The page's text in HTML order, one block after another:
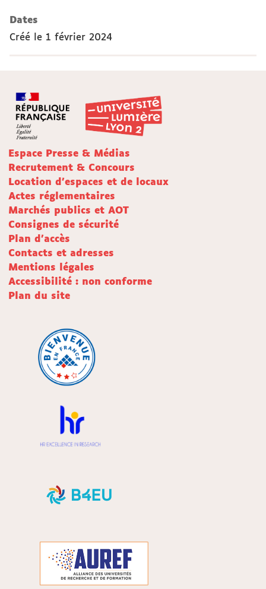
Dates
Créé le 1 février 2024
Espace Presse & Médias
Recrutement & Concours
Location d'espaces et de locaux
Actes réglementaires
Marchés publics et AOT
Consignes de sécurité
Plan d'accès
Contacts et adresses
Mentions légales
Accessibilité : non conforme
Plan du site